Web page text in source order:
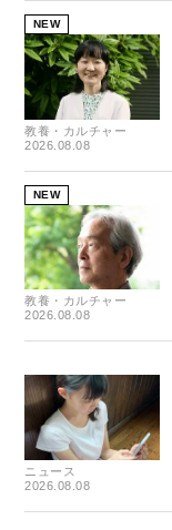
NEW
教養・カルチャー
2026.08.08
NEW
教養・カルチャー
2026.08.08
ニュース
2026.08.08